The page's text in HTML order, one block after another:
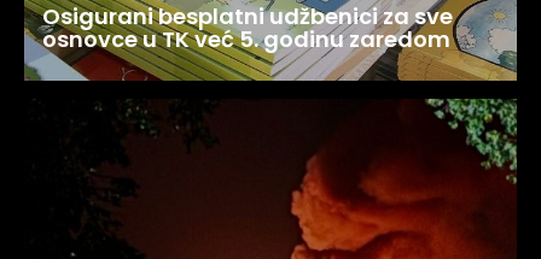
Osigurani besplatni udžbenici za sve
osnovce u TK već 5. godinu zaredom